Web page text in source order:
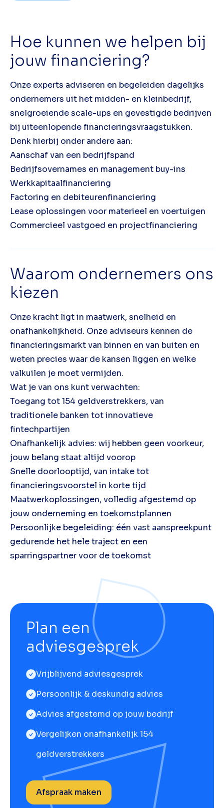
Hoe kunnen we helpen bij
jouw financiering?
Onze experts adviseren en begeleiden dagelijks
ondernemers uit het midden- en kleinbedrijf,
snelgroeiende scale-ups en gevestigde bedrijven
bij uiteenlopende financieringsvraagstukken.
Denk hierbij onder andere aan:
Aanschaf van een bedrijfspand
Bedrijfsovernames en management buy-ins
Werkkapitaalfinanciering
Factoring en debiteurenfinanciering
Lease oplossingen voor materieel en voertuigen
Commercieel vastgoed en projectfinanciering
Waarom ondernemers ons
kiezen
Onze kracht ligt in maatwerk, snelheid en
onafhankelijkheid. Onze adviseurs kennen de
financieringsmarkt van binnen en van buiten en
weten precies waar de kansen liggen en welke
valkuilen je moet vermijden.
Wat je van ons kunt verwachten:
Toegang tot 154 geldverstrekkers, van
traditionele banken tot innovatieve
fintechpartijen
Onafhankelijk advies: wij hebben geen voorkeur,
jouw belang staat altijd voorop
Snelle doorlooptijd, van intake tot
financieringsvoorstel in korte tijd
Maatwerkoplossingen, volledig afgestemd op
jouw onderneming en toekomstplannen
Persoonlijke begeleiding: één vast aanspreekpunt
gedurende het hele traject en een
sparringspartner voor de toekomst
Plan een
adviesgesprek
Vrijblijvend adviesgesprek
Persoonlijk & deskundig advies
Advies afgestemd op jouw bedrijf
Vergelijken onafhankelijk 154
geldverstrekkers
Afspraak maken